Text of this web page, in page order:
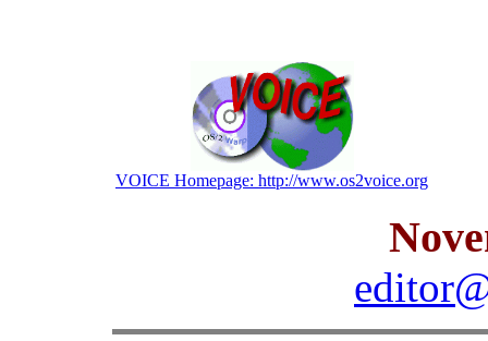
VOICE Homepage: http://www.os2voice.org